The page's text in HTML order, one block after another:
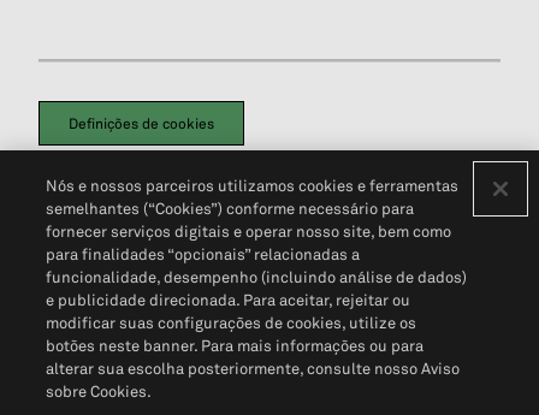
Definições de cookies
Política de PrivacidadePortal de privacidade do cliente (em inglês)
Não Venda Minhas Informações Pessoais© 2026 S&P Global
Nós e nossos parceiros utilizamos cookies e ferramentas
semelhantes (“Cookies”) conforme necessário para
fornecer serviços digitais e operar nosso site, bem como
para finalidades “opcionais” relacionadas a
funcionalidade, desempenho (incluindo análise de dados)
e publicidade direcionada. Para aceitar, rejeitar ou
modificar suas configurações de cookies, utilize os
botões neste banner. Para mais informações ou para
alterar sua escolha posteriormente, consulte nosso Aviso
sobre Cookies.